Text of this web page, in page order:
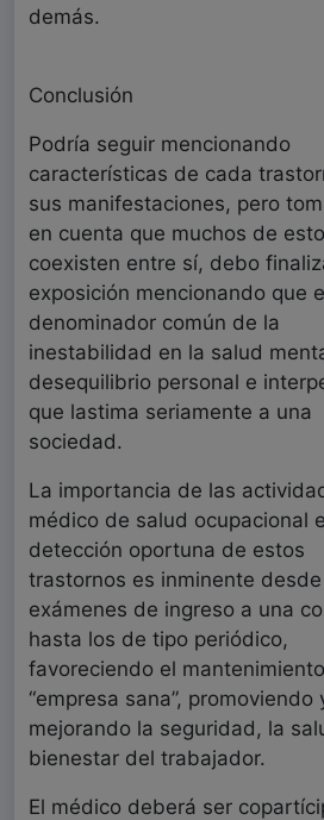
demás.
Conclusión
Podría seguir mencionando
características de cada
sus manifestaciones, pero
en cuenta que muchos de
coexisten entre sí, debo
exposición mencionando que
denominador común de la
inestabilidad en la salud
desequilibrio personal e
que lastima seriamente a una
sociedad.
La importancia de las
médico de salud ocupacional
detección oportuna de estos
trastornos es inminente
exámenes de ingreso a una
hasta los de tipo periódico,
favoreciendo el
“empresa sana”, promoviendo
mejorando la seguridad, la
bienestar del trabajador.
El médico deberá ser